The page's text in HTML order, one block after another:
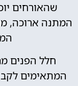
שהאורחים
המתנה ארוכה,
חלל הפנים
המתאימים